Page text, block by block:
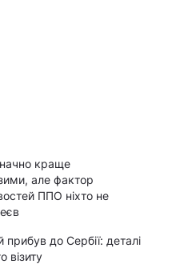
краще
але фактор
ППО ніхто не
прибув до Сербії: деталі
візиту